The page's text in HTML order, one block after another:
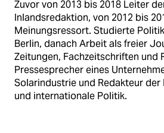
Zuvor von 2013 bis 2018 Leiter
Inlandsredaktion, von 2012 bis
Meinungsressort. Studierte
Berlin, danach Arbeit als freier
Zeitungen, Fachzeitschriften und
Pressesprecher eines
Solarindustrie und Redakteur
und internationale Politik.